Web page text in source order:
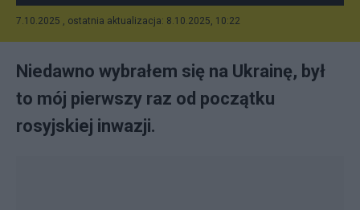
7.10.2025 , ostatnia aktualizacja: 8.10.2025, 10:22
Niedawno wybrałem się na Ukrainę, był
to mój pierwszy raz od początku
rosyjskiej inwazji.